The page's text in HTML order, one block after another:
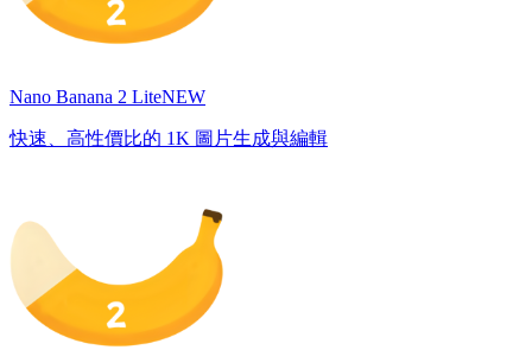
Nano Banana 2 LiteNEW
快速、高性價比的 1K 圖片生成與編輯